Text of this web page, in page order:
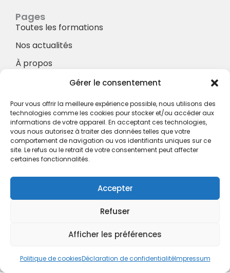
Gérer le consentement
Pour vous offrir la meilleure expérience possible, nous utilisons des
technologies comme les cookies pour stocker et/ou accéder aux
informations de votre appareil. En acceptant ces technologies,
vous nous autorisez à traiter des données telles que votre
comportement de navigation ou vos identifiants uniques sur ce
site. Le refus ou le retrait de votre consentement peut affecter
certaines fonctionnalités.
Accepter
Refuser
Afficher les préférences
Politique de cookiesDéclaration de confidentialitéImpressum
Pages
Toutes les formations
Nos actualités
À propos
À propos
Hotel à proximité
Politique de confidentialité
CGV
cboukris@habitat-social.com